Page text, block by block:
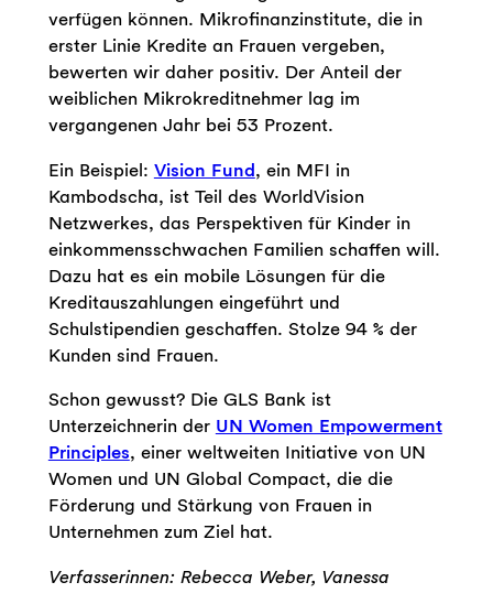
verfügen können. Mikrofinanzinstitute, die in
erster Linie Kredite an Frauen vergeben,
bewerten wir daher positiv. Der Anteil der
weiblichen Mikrokreditnehmer lag im
vergangenen Jahr bei 53 Prozent.
Ein Beispiel: Vision Fund, ein MFI in
Kambodscha, ist Teil des WorldVision
Netzwerkes, das Perspektiven für Kinder in
einkommensschwachen Familien schaffen will.
Dazu hat es ein mobile Lösungen für die
Kreditauszahlungen eingeführt und
Schulstipendien geschaffen. Stolze 94 % der
Kunden sind Frauen.
Schon gewusst? Die GLS Bank ist
Unterzeichnerin der UN Women Empowerment
Principles, einer weltweiten Initiative von UN
Women und UN Global Compact, die die
Förderung und Stärkung von Frauen in
Unternehmen zum Ziel hat.
Verfasserinnen: Rebecca Weber, Vanessa